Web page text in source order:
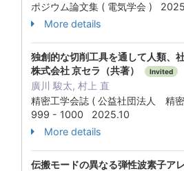
ポジウム論文集 ( 電気学会 )
More details
独創的な切削工具を通して人類、
株式会社 京セラ（共著）
Invited
廣川 駿太, 村上 直
精密工学会誌 ( 公益社団法人 精
999 - 1000 2025.10
More details
伝搬モードの異なる弾性波素子ア